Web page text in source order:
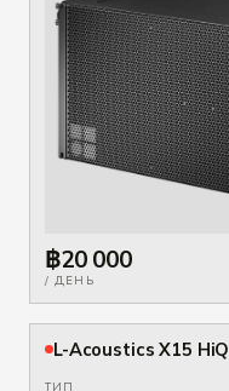
฿20 000
/ ДЕНЬ
L-Acoustics X15 HiQ
ТИП